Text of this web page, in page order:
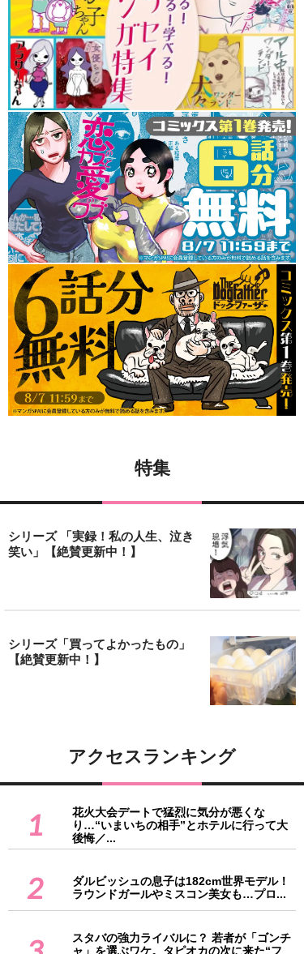
特集
シリーズ 「実録！私の人生、泣き
笑い」【絶賛更新中！】
シリーズ「買ってよかったもの」
【絶賛更新中！】
アクセスランキング
1
花火大会デートで猛烈に気分が悪くな
り…“いまいちの相手”とホテルに行って大
後悔／...
2
ダルビッシュの息子は182cm世界モデル！
ラウンドガールやミスコン美女も…プロ...
スタバの強力ライバルに？ 若者が「ゴンチ
ャ」を選ぶワケ。タピオカの次に来た“フ